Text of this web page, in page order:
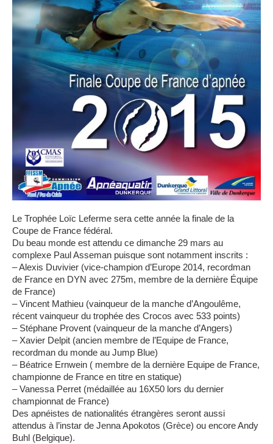
Le Trophée Loïc Leferme sera cette année la finale de la
Coupe de France fédéral.
Du beau monde est attendu ce dimanche 29 mars au
complexe Paul Asseman puisque sont notamment inscrits :
– Alexis Duvivier (vice-champion d’Europe 2014, recordman
de France en DYN avec 275m, membre de la dernière Équipe
de France)
– Vincent Mathieu (vainqueur de la manche d’Angoulême,
récent vainqueur du trophée des Crocos avec 533 points)
– Stéphane Provent (vainqueur de la manche d’Angers)
– Xavier Delpit (ancien membre de l’Equipe de France,
recordman du monde au Jump Blue)
– Béatrice Ernwein ( membre de la dernière Equipe de France,
championne de France en titre en statique)
– Vanessa Perret (médaillée au 16X50 lors du dernier
championnat de France)
Des apnéistes de nationalités étrangères seront aussi
attendus à l’instar de Jenna Apokotos (Grèce) ou encore Andy
Buhl (Belgique).